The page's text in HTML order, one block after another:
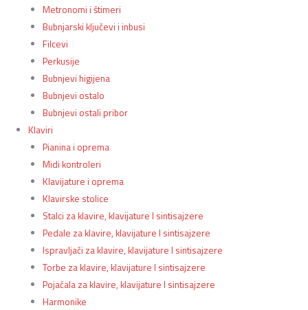
Metronomi i štimeri
Bubnjarski ključevi i inbusi
Filcevi
Perkusije
Bubnjevi higijena
Bubnjevi ostalo
Bubnjevi ostali pribor
Klaviri
Pianina i oprema
Midi kontroleri
Klavijature i oprema
Klavirske stolice
Stalci za klavire, klavijature I sintisajzere
Pedale za klavire, klavijature I sintisajzere
Ispravljači za klavire, klavijature I sintisajzere
Torbe za klavire, klavijature I sintisajzere
Pojačala za klavire, klavijature I sintisajzere
Harmonike